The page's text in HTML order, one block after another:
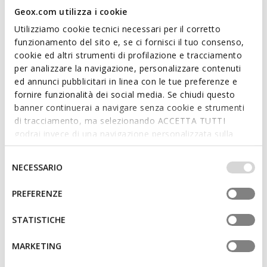
Geox.com utilizza i cookie
Utilizziamo cookie tecnici necessari per il corretto
funzionamento del sito e, se ci fornisci il tuo consenso,
cookie ed altri strumenti di profilazione e tracciamento
per analizzare la navigazione, personalizzare contenuti
ed annunci pubblicitari in linea con le tue preferenze e
fornire funzionalità dei social media. Se chiudi questo
banner continuerai a navigare senza cookie e strumenti
di tracciamento, ma selezionando ACCETTA TUTTI
godrai invece di una navigazione personalizzata sulla
base dei tuoi gusti ed interessi. Selezionando
IMPOSTAZIONI potrai anche scegliere quali cookies ed
altri strumenti di tracciamento autorizzare. Per maggiori
informazioni o per modificare in qualsiasi momento le
tue impostazioni, visita la nostra
del
consenso
NECESSARIO
PREFERENZE
STATISTICHE
MARKETING
Description
Functional, urban men's short jacket with a detachable hood
built into the collar. In this understated midnight blue version,
it is made from a cotton and nylon blend fabric. Perfect for
enjoying city life in comfort and style, Vincit is windproof and
ensures excellent breathability.
ITEM CODE:
M6520CT3218F1624
Garment enhanced with our dynamic-ventilation system
which facilitates air circulation and prevents overheating
while you’re on the move.
Regular fit: a comfortable cut for a garment that adapts